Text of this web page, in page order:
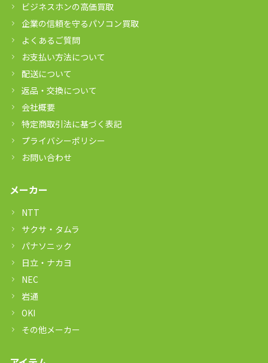
ビジネスホンの高価買取
企業の信頼を守るパソコン買取
よくあるご質問
お支払い方法について
配送について
返品・交換について
会社概要
特定商取引法に基づく表記
プライバシーポリシー
お問い合わせ
メーカー
NTT
サクサ・タムラ
パナソニック
日立・ナカヨ
NEC
岩通
OKI
その他メーカー